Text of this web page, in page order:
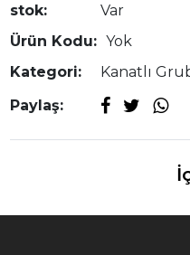
stok:
Var
Ürün Kodu: Yok
Kategori:
Kanatlı
Paylaş: